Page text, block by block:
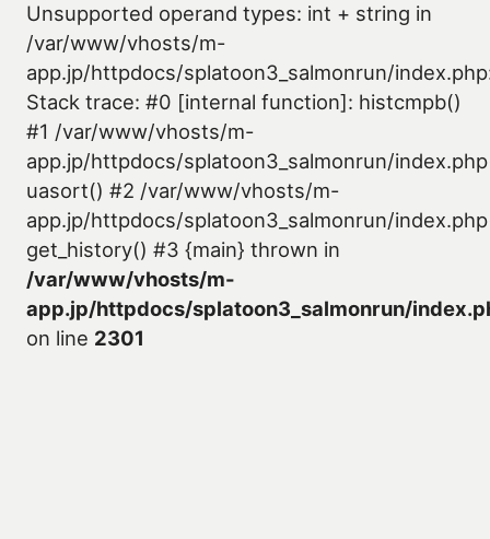
Unsupported operand types: int + string in
/var/www/vhosts/m-
app.jp/httpdocs/splatoon3_salmonrun/
Stack trace: #0 [internal function]: histcmpb()
#1 /var/www/vhosts/m-
app.jp/httpdocs/splatoon3_salmonrun/
uasort() #2 /var/www/vhosts/m-
app.jp/httpdocs/splatoon3_salmonrun/
get_history() #3 {main} thrown in
/var/www/vhosts/m-
app.jp/httpdocs/splatoon3_salmonrun/
on line 2301